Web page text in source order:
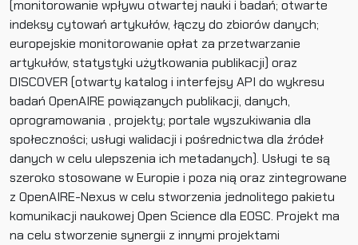
(monitorowanie wpływu otwartej nauki i badań; otwarte
indeksy cytowań artykułów, łączy do zbiorów danych;
europejskie monitorowanie opłat za przetwarzanie
artykułów, statystyki użytkowania publikacji) oraz
DISCOVER (otwarty katalog i interfejsy API do wykresu
badań OpenAIRE powiązanych publikacji, danych,
oprogramowania , projekty; portale wyszukiwania dla
społeczności; usługi walidacji i pośrednictwa dla źródeł
danych w celu ulepszenia ich metadanych). Usługi te są
szeroko stosowane w Europie i poza nią oraz zintegrowane
z OpenAIRE-Nexus w celu stworzenia jednolitego pakietu
komunikacji naukowej Open Science dla EOSC. Projekt ma
na celu stworzenie synergii z innymi projektami